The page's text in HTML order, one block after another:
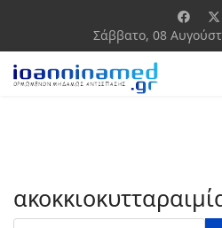
Σάββατο, 08